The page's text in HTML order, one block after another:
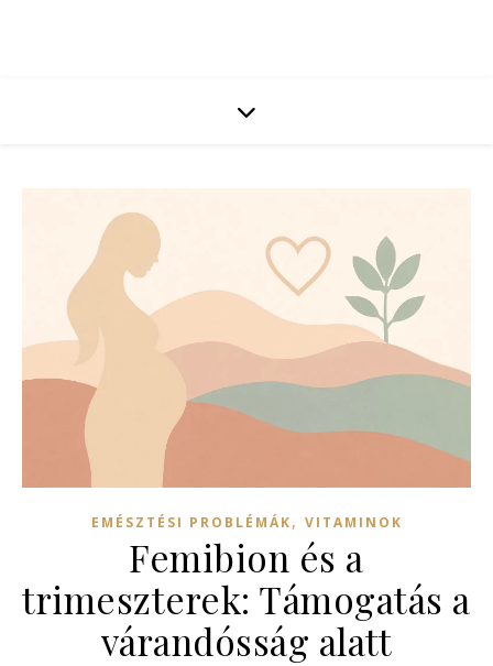
EMÉSZTÉSI PROBLÉMÁK, VITAMINOK
Femibion és a
trimeszterek: Támogatás a
várandósság alatt